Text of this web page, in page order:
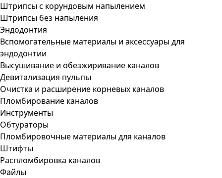
Штрипсы c корундовым напылением
Штрипсы без напыления
Эндодонтия
Вспомогательные материалы и аксессуары для
эндодонтии
Высушивание и обезжиривание каналов
Девитализация пульпы
Очистка и расширение корневых каналов
Пломбирование каналов
Инструменты
Обтураторы
Пломбировочные материалы для каналов
Штифты
Распломбировка каналов
Файлы